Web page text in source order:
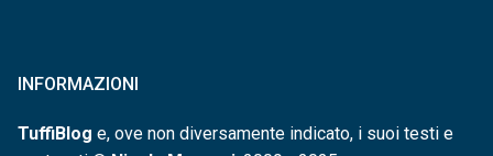
INFORMAZIONI
TuffiBlog e, ove non diversamente indicato, i suoi testi e